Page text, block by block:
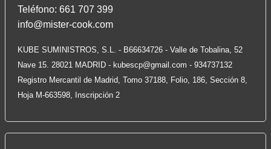
Teléfono: 661 707 399
info@mister-cook.com
KUBE SUMINISTROS, S.L. - B66634726 - Valle de Tobalina, 52
Nave 15. 28021 MADRID - kubescp@gmail.com - 934737132
Registro Mercantil de Madrid, Tomo 37188, Folio, 186, Sección 8,
Hoja M-663598, Inscripción 2